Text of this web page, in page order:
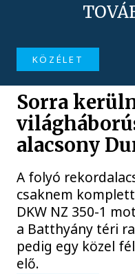
KÖZÉLET
Sorra
alacsony
A folyó
csaknem
DKW NZ 350-1
a Batthyány téri
pedig egy közel
elő.